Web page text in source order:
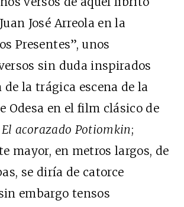
José Arreola en la
Presentes”, unos
sin duda inspirados
la trágica escena de la
Odesa en el film clásico de
El acorazado Potiomkin;
mayor, en metros largos, de
se diría de catorce
embargo tensos